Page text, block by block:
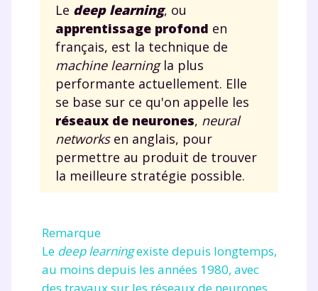
Le deep learning, ou
apprentissage profond en
français, est la technique de
machine learningla plus
performante actuellement. Elle
se base sur ce qu'on appelle les
réseaux de neurones, neural
networksen anglais, pour
permettre au produit de trouver
la meilleure stratégie possible.
Remarque
Le deep learningexiste depuis longtemps,
au moins depuis les années 1980, avec
des travaux sur les réseaux de neurones